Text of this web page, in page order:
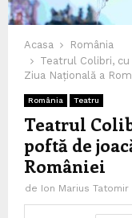
Acasa
România
Teatrul Colibri,
Ziua Națională a
România Teatru
Teatrul
poftă de
României
de Ion Marius Tatomir